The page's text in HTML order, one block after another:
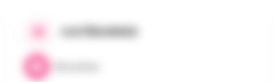
CATÉGORIES